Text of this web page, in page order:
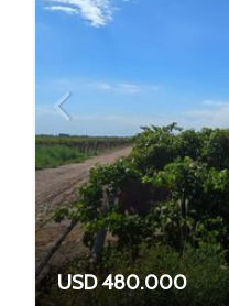
USD 480.000